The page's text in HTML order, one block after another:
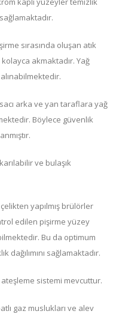
sırasında oluşan atık
akmaktadır. Yağ
arka ve yan taraflara yağ
Böylece güvenlik
ve bulaşık
yapılmış brülörler
edilen pişirme yüzey
Bu da optimum
dağılımını sağlamaktadır.
sistemi mevcuttur.
gaz muslukları ve alev